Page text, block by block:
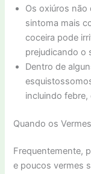
Os oxiúros
sintoma mais
coceira pode
prejudicando o
Dentro de
incluindo
Quando os
Frequentemente,
e poucos vermes